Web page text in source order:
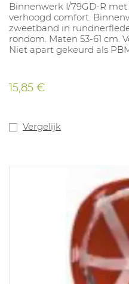
Binnenwerk I/79GD-R
verhoogd comfort.
zweetband in
rondom. Maten 53-61 cm.
Niet apart gekeurd als
15,85 €
Vergelijk